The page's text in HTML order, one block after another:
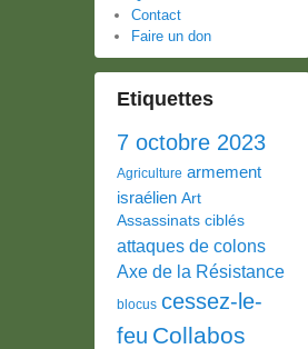
Contact
Faire un don
Etiquettes
7 octobre 2023
Agriculture armement
israélien Art
Assassinats ciblés
attaques de colons
Axe de la Résistance
blocus cessez-le-
feu Collabos